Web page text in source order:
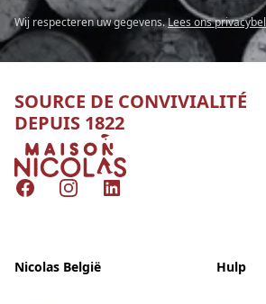
Wij respecteren uw gegevens.Lees ons
SOURCE DE CONVIVIALITÉ
DEPUIS 1822
Nicolas
FacebookInstagramLinkedIn
Nicolas België Hulp